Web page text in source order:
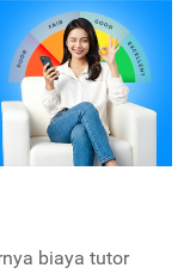
biaya tutor